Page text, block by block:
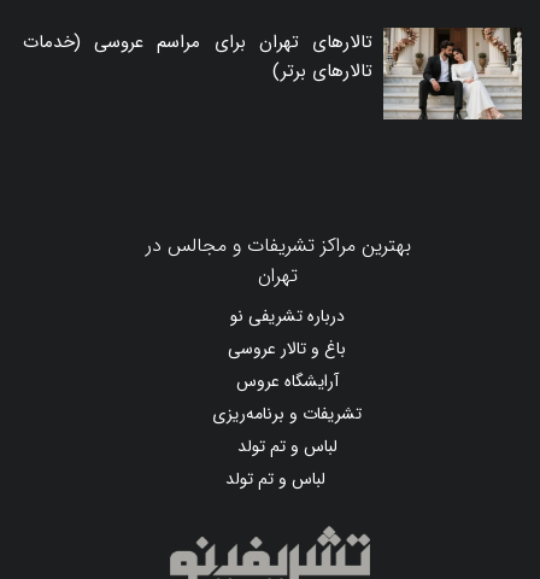
تالارهای تهران برای مراسم عروسی (خدمات
تالارهای برتر)
بهترین مراکز تشریفات و مجالس در
تهران
درباره تشریفی نو
باغ و تالار عروسی
آرایشگاه عروس
تشریفات و برنامه‌ریزی
لباس و تم تولد
لباس و تم تولد